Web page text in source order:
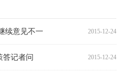
续意见不一 2015-12-24
答记者问 2015-12-24